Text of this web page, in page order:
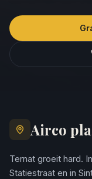
Airco
Ternat groeit hard.
Statiestraat en in